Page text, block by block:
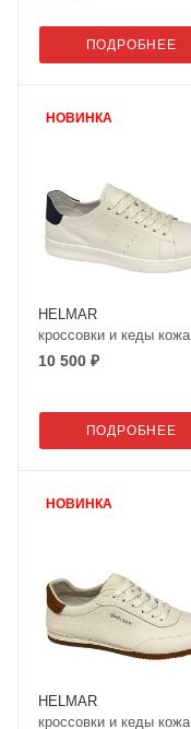
ПОДРОБНЕЕ
НОВИНКА
HELMAR
кроссовки и кеды кожа
10 500 ₽
ПОДРОБНЕЕ
НОВИНКА
HELMAR
кроссовки и кеды кожа